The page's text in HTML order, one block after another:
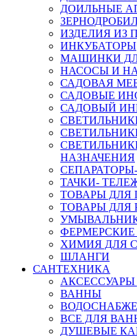
ДОИЛЬНЫЕ
ИЗДЕЛИЯ ИЗ
ИНКУБАТОРЫ
МАШИНКИ
НАСОСЫ И
САДОВАЯ
САДОВЫЕ
САДОВЫЙ
НАЗНАЧЕНИЯ
ТАЧКИ-
ТОВАРЫ ДЛЯ
ТОВАРЫ ДЛЯ
ХИМИЯ ДЛЯ
ШЛАНГИ
САНТЕХНИКА
ВАННЫ
ВСЕ ДЛЯ
ДУШЕВЫЕ